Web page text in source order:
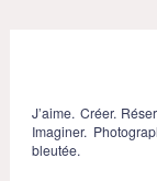
J’aime. Créer.
Imaginer.
bleutée.